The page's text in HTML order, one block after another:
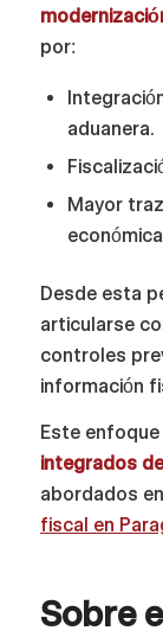
por:
aduanera.
Mayor
Desde esta
articularse
controles
información
Este
integrados
abordados
fiscal en
Sobre